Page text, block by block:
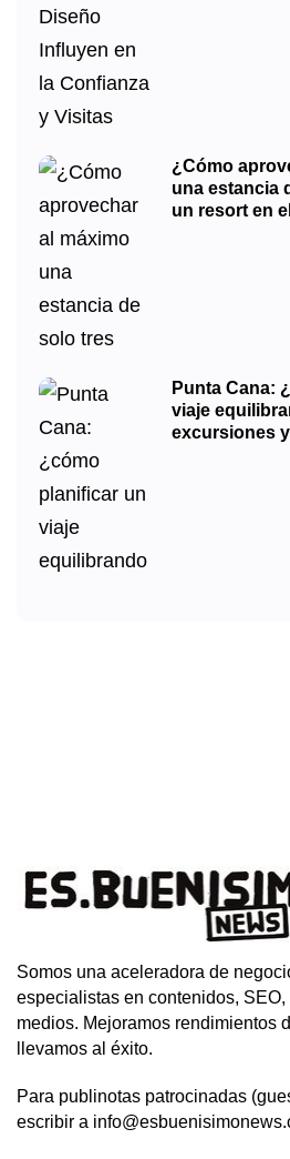
¿Cómo
una estancia
un resort en
Punta Cana:
viaje
excursiones
Somos una aceleradora de
especialistas en contenidos,
medios. Mejoramos rendimientos
llevamos al éxito.
Para publinotas patrocinadas
escribir a